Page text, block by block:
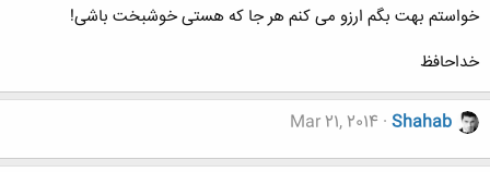
خواستم بهت بگم ارزو می کنم هر جا که هستی خوشبخت باشی!
خداحافظ
Shahab
Mar 21, 2014